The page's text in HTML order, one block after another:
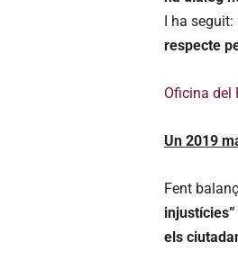
I ha seguit:
respecte
Oficina del
Un 2019
Fent
injustícies”
els